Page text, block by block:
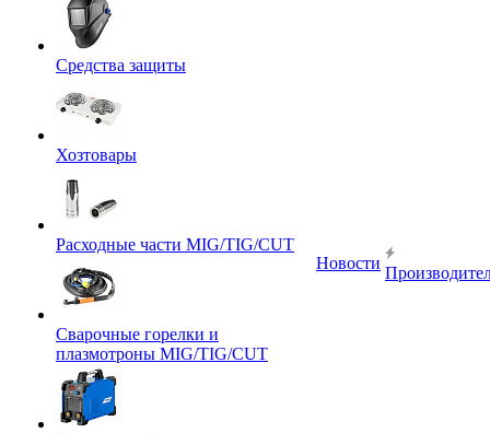
Средства защиты
Хозтовары
Расходные части MIG/TIG/CUT
Сварочные горелки и
плазмотроны MIG/TIG/CUT
Новости